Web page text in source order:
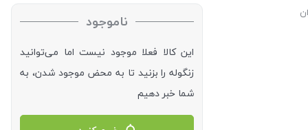
ناموجود
این کالا فعلا موجود نیست اما می‌توانید
زنگوله را بزنید تا به محض موجود شدن، به
شما خبر دهیم